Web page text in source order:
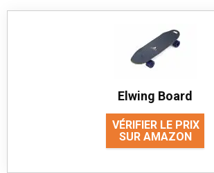
Elwing Board
VÉRIFIER LE PRIX
SUR AMAZON